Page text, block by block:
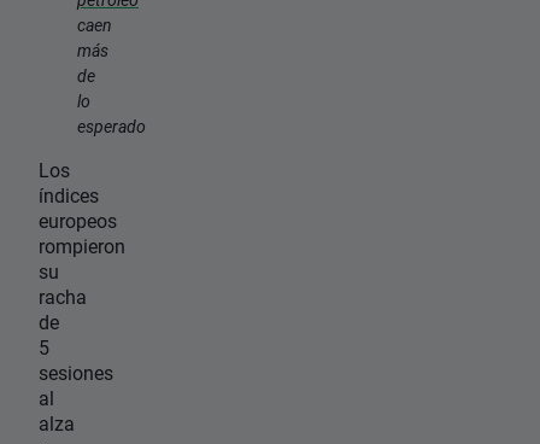
caen
más
de
lo
esperado
Los
índices
europeos
rompieron
su
racha
de
5
sesiones
al
alza